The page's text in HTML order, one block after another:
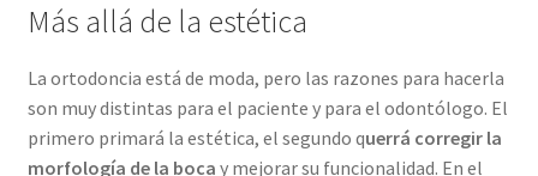
Más allá de la estética
La ortodoncia está de moda, pero las razones para hacerla
son muy distintas para el paciente y para el odontólogo. El
primero primará la estética, el segundo querrá corregir la
morfología de la boca y mejorar su funcionalidad. En el